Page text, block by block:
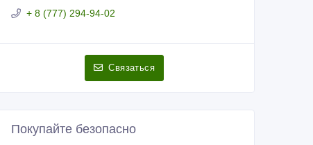
+ 8 (777) 294-94-02
Связаться
Покупайте безопасно